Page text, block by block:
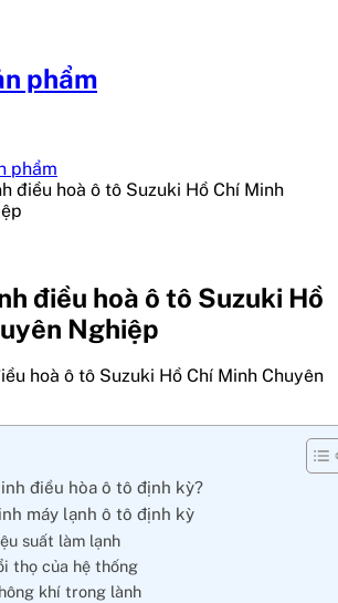
phẩm
phẩm
điều hoà ô tô Suzuki Hồ Chí Minh
điều hoà ô tô Suzuki Hồ
Nghiệp
điều hòa ô tô định kỳ?
máy lạnh ô tô định kỳ
suất làm lạnh
thọ của hệ thống
khí trong lành